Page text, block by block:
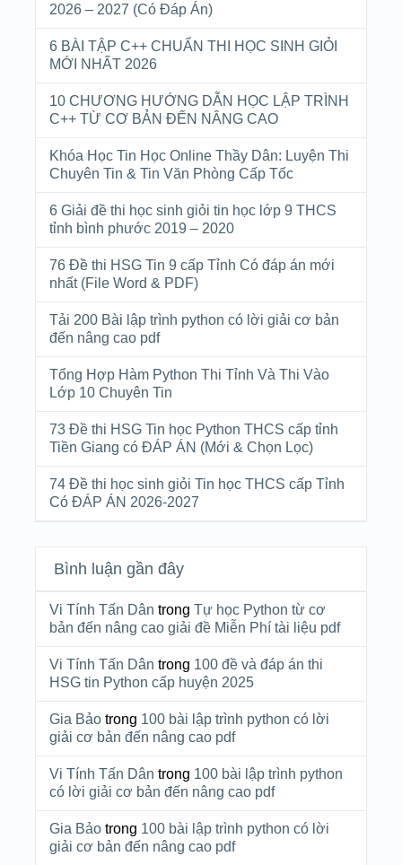
2026 – 2027 (Có Đáp Án)
6 BÀI TẬP C++ CHUẨN THI HỌC SINH GIỎI
MỚI NHẤT 2026
10 CHƯƠNG HƯỚNG DẪN HỌC LẬP TRÌNH
C++ TỪ CƠ BẢN ĐẾN NÂNG CAO
Khóa Học Tin Học Online Thầy Dân: Luyện Thi
Chuyên Tin & Tin Văn Phòng Cấp Tốc
6 Giải đề thi học sinh giỏi tin học lớp 9 THCS
tỉnh bình phước 2019 – 2020
76 Đề thi HSG Tin 9 cấp Tỉnh Có đáp án mới
nhất (File Word & PDF)
Tải 200 Bài lập trình python có lời giải cơ bản
đến nâng cao pdf
Tổng Hợp Hàm Python Thi Tỉnh Và Thi Vào
Lớp 10 Chuyên Tin
73 Đề thi HSG Tin học Python THCS cấp tỉnh
Tiền Giang có ĐÁP ÁN (Mới & Chọn Lọc)
74 Đề thi học sinh giỏi Tin học THCS cấp Tỉnh
Có ĐÁP ÁN 2026-2027
Bình luận gần đây
Vi Tính Tấn Dân trong Tự học Python từ cơ
bản đến nâng cao giải đề Miễn Phí tài liệu pdf
Vi Tính Tấn Dân trong 100 đề và đáp án thi
HSG tin Python cấp huyện 2025
Gia Bảotrong 100 bài lập trình python có lời
giải cơ bản đến nâng cao pdf
Vi Tính Tấn Dân trong 100 bài lập trình python
có lời giải cơ bản đến nâng cao pdf
Gia Bảotrong 100 bài lập trình python có lời
giải cơ bản đến nâng cao pdf